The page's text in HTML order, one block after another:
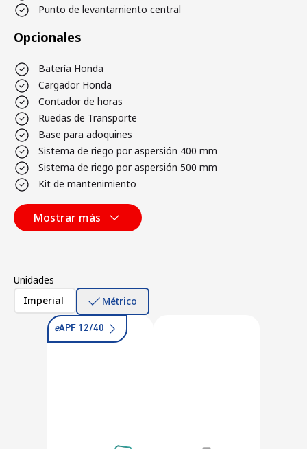
Punto de levantamiento central
Opcionales
Batería Honda
Cargador Honda
Contador de horas
Ruedas de Transporte
Base para adoquines
Sistema de riego por aspersión 400 mm
Sistema de riego por aspersión 500 mm
Kit de mantenimiento
Mostrar más
Unidades
Imperial
Métrico
eAPF 12/40